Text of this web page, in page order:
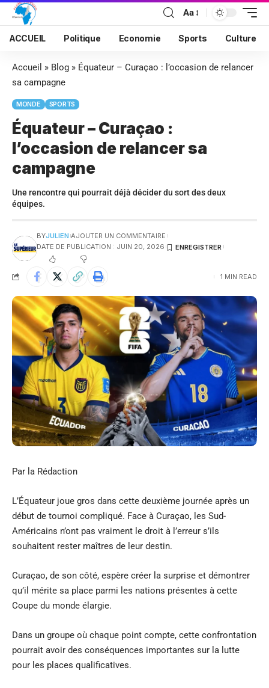
Aa
ACCUEIL Politique Economie Sports Culture
Accueil » Blog » Équateur – Curaçao : l’occasion de relancer
sa campagne
MONDE SPORTS
Équateur – Curaçao :
l’occasion de relancer sa
campagne
Une rencontre qui pourrait déjà décider du sort des deux
équipes.
BYJULIEN AJOUTER UN COMMENTAIRE
DATE DE PUBLICATION : JUIN 20, 2026
1 MIN READ
Par la Rédaction
L’Équateur joue gros dans cette deuxième journée après un
début de tournoi compliqué. Face à Curaçao, les Sud-
Américains n’ont pas vraiment le droit à l’erreur s’ils
souhaitent rester maîtres de leur destin.
Curaçao, de son côté, espère créer la surprise et démontrer
qu’il mérite sa place parmi les nations présentes à cette
Coupe du monde élargie.
Dans un groupe où chaque point compte, cette confrontation
pourrait avoir des conséquences importantes sur la lutte
pour les places qualificatives.